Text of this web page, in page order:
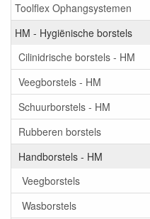
Toolflex Ophangsystemen
HM - Hygiënische borstels
Cilinidrische borstels - HM
Veegborstels - HM
Schuurborstels - HM
Rubberen borstels
Handborstels - HM
Veegborstels
Wasborstels